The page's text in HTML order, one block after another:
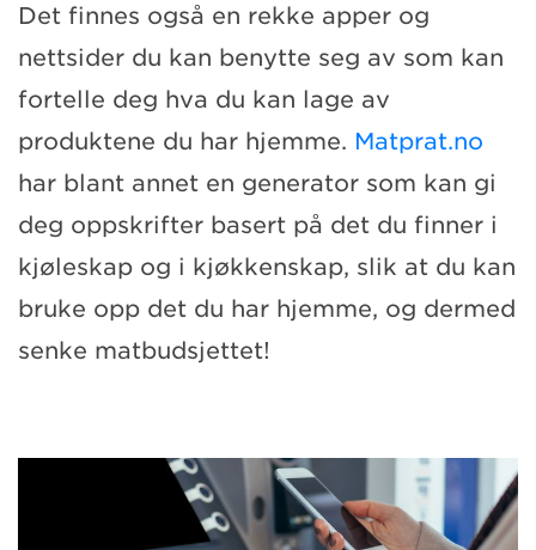
Det finnes også en rekke apper og
nettsider du kan benytte seg av som kan
fortelle deg hva du kan lage av
produktene du har hjemme. Matprat.no
har blant annet en generator som kan gi
deg oppskrifter basert på det du finner i
kjøleskap og i kjøkkenskap, slik at du kan
bruke opp det du har hjemme, og dermed
senke matbudsjettet!